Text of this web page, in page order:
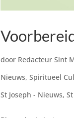
door Redacteur Sint
Nieuws,Spiritueel
St Joseph - Nieuws,